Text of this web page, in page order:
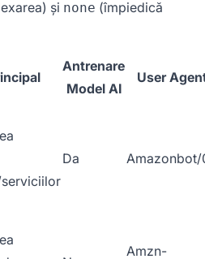
și none (împiedică
Antrenare
Model AI
User
Da Amazonbot/
Amzn-